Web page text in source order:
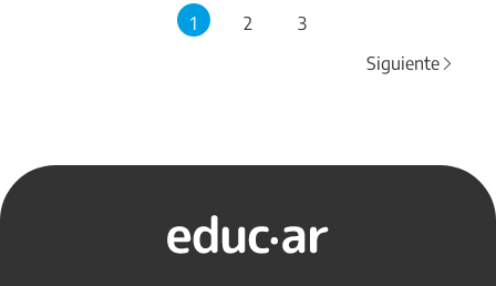
1 2
3
Siguiente